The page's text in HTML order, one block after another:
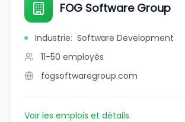
FOG Software Group
Industrie: Software Development
11-50 employés
fogsoftwaregroup.com
Voir les emplois et détails